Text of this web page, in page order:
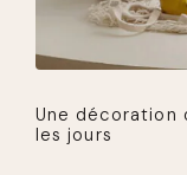
Une décoration
les jours